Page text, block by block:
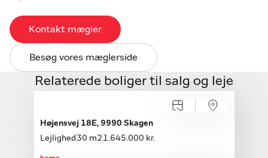
Kontakt mægler
Besøg vores mæglerside
Relaterede boliger til salg og leje
Højensvej 18E, 9990 Skagen
Lejlighed 30 m2 1.645.000 kr.